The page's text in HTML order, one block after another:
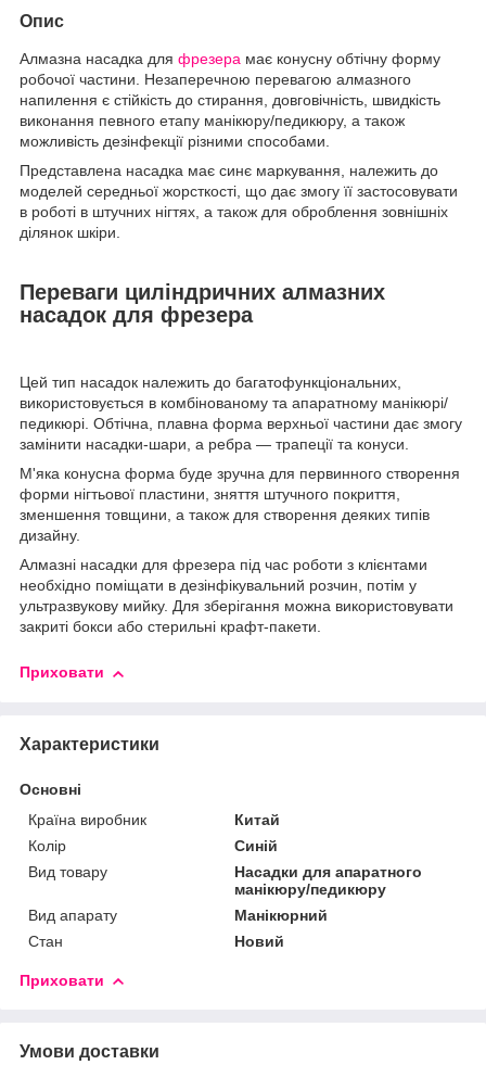
Опис
Алмазна насадка для фрезера має конусну обтічну форму
робочої частини. Незаперечною перевагою алмазного
напилення є стійкість до стирання, довговічність, швидкість
виконання певного етапу манікюру/педикюру, а також
можливість дезінфекції різними способами.
Представлена насадка має синє маркування, належить до
моделей середньої жорсткості, що дає змогу її застосовувати
в роботі в штучних нігтях, а також для оброблення зовнішніх
ділянок шкіри.
Переваги циліндричних алмазних
насадок для фрезера
Цей тип насадок належить до багатофункціональних,
використовується в комбінованому та апаратному манікюрі/
педикюрі. Обтічна, плавна форма верхньої частини дає змогу
замінити насадки-шари, а ребра — трапеції та конуси.
М'яка конусна форма буде зручна для первинного створення
форми нігтьової пластини, зняття штучного покриття,
зменшення товщини, а також для створення деяких типів
дизайну.
Алмазні насадки для фрезера під час роботи з клієнтами
необхідно поміщати в дезінфікувальний розчин, потім у
ультразвукову мийку. Для зберігання можна використовувати
закриті бокси або стерильні крафт-пакети.
Приховати
Характеристики
Основні
Країна виробник
Китай
Колір
Синій
Вид товару
Насадки для апаратного
манікюру/педикюру
Вид апарату
Манікюрний
Стан
Новий
Приховати
Умови доставки